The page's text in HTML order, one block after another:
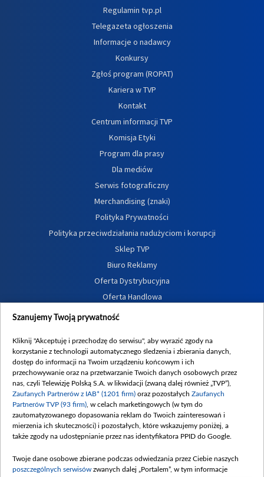
Regulamin tvp.pl
Telegazeta ogłoszenia
Informacje o nadawcy
Konkursy
Zgłoś program (ROPAT)
Kariera w TVP
Kontakt
Centrum informacji TVP
Komisja Etyki
Program dla prasy
Dla mediów
Serwis fotograficzny
Merchandising (znaki)
Polityka Prywatności
Polityka przeciwdziałania nadużyciom i korupcji
Sklep TVP
Biuro Reklamy
Oferta Dystrybucyjna
Oferta Handlowa
Dostępność
Procedura zgłoszeń wewnętrznych
Szanujemy Twoją prywatność
Kliknij "Akceptuję i przechodzę do serwisu", aby wyrazić zgody na
korzystanie z technologii automatycznego śledzenia i zbierania danych,
dostęp do informacji na Twoim urządzeniu końcowym i ich
przechowywanie oraz na przetwarzanie Twoich danych osobowych przez
nas, czyli Telewizję Polską S.A. w likwidacji (zwaną dalej również „TVP”),
Zaufanych Partnerów z IAB* (1201 firm) oraz pozostałych Zaufanych
Partnerów TVP (93 firm) , w celach marketingowych (w tym do
zautomatyzowanego dopasowania reklam do Twoich zainteresowań i
mierzenia ich skuteczności) i pozostałych, które wskazujemy poniżej, a
także zgody na udostępnianie przez nas identyfikatora PPID do Google.
Twoje dane osobowe zbierane podczas odwiedzania przez Ciebie naszych
poszczególnych serwisów zwanych dalej „Portalem”, w tym informacje